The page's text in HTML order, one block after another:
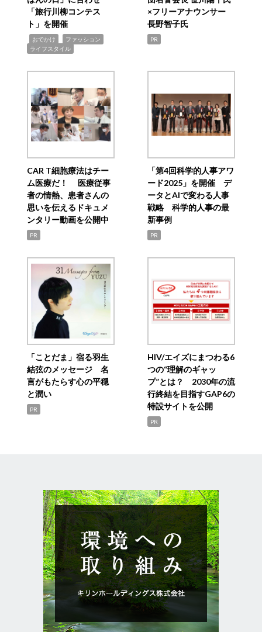
「旅行川柳コンテス
ト」を開催
おでかけ ファッション
ライフスタイル
×フリーアナウンサー
長野智子氏
PR
CAR T細胞療法はチー
ム医療だ！ 医療従事
者の情熱、患者さんの
思いを伝えるドキュメ
ンタリー動画を公開中
PR
「第4回科学的人事アワ
ード2025」を開催 デ
ータとAIで変わる人事
戦略 科学的人事の最
新事例
PR
「ことだま」宿る羽生
結弦のメッセージ 名
言がもたらす心の平穏
と潤い
PR
HIV/エイズにまつわる6
つの“理解のギャッ
プ”とは？ 2030年の流
行終結を目指すGAP6の
特設サイトを公開
PR